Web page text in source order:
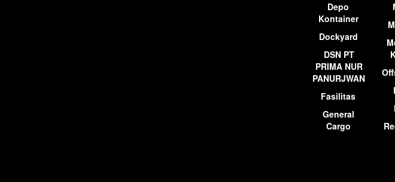
Depo
Kontainer
Dockyard
DSN PT
PRIMA NUR
PANURJWAN
Fasilitas
General
Cargo